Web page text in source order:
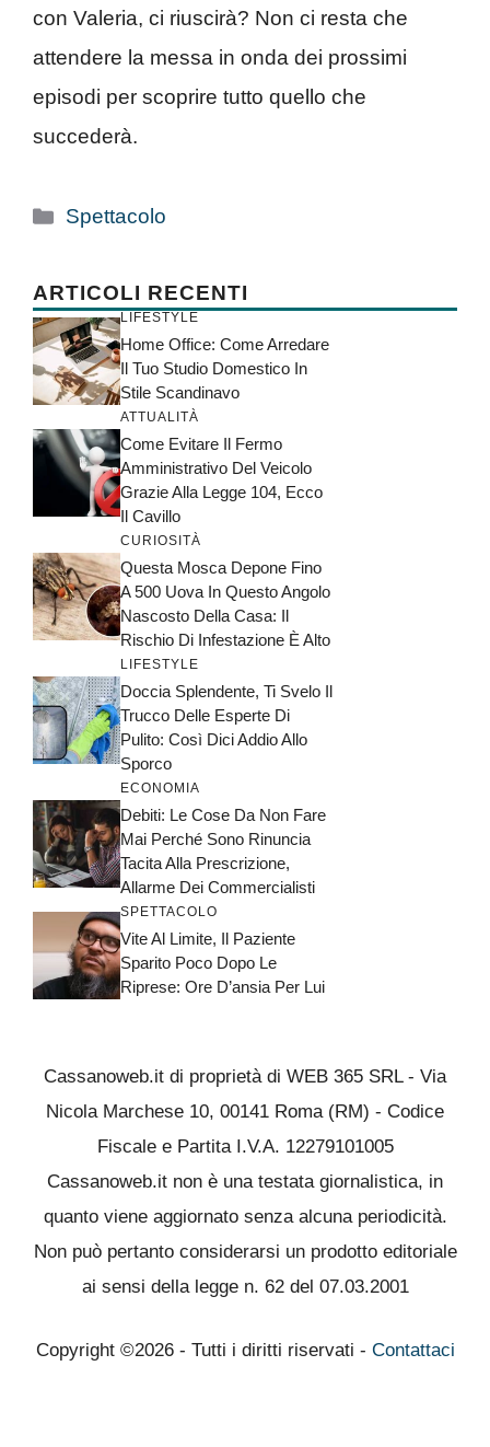
con Valeria, ci riuscirà? Non ci resta che
attendere la messa in onda dei prossimi
episodi per scoprire tutto quello che
succederà.
Categorie
Spettacolo
ARTICOLI RECENTI
LIFESTYLE
Home Office: Come Arredare
Il Tuo Studio Domestico In
Stile Scandinavo
ATTUALITÀ
Come Evitare Il Fermo
Amministrativo Del Veicolo
Grazie Alla Legge 104, Ecco
Il Cavillo
CURIOSITÀ
Questa Mosca Depone Fino
A 500 Uova In Questo Angolo
Nascosto Della Casa: Il
Rischio Di Infestazione È Alto
LIFESTYLE
Doccia Splendente, Ti Svelo Il
Trucco Delle Esperte Di
Pulito: Così Dici Addio Allo
Sporco
ECONOMIA
Debiti: Le Cose Da Non Fare
Mai Perché Sono Rinuncia
Tacita Alla Prescrizione,
Allarme Dei Commercialisti
SPETTACOLO
Vite Al Limite, Il Paziente
Sparito Poco Dopo Le
Riprese: Ore D’ansia Per Lui
Cassanoweb.it di proprietà di WEB 365 SRL - Via
Nicola Marchese 10, 00141 Roma (RM) - Codice
Fiscale e Partita I.V.A. 12279101005
Cassanoweb.it non è una testata giornalistica, in
quanto viene aggiornato senza alcuna periodicità.
Non può pertanto considerarsi un prodotto editoriale
ai sensi della legge n. 62 del 07.03.2001
Copyright ©2026 - Tutti i diritti riservati - Contattaci